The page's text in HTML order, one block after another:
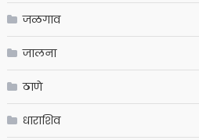
जळगाव
जालना
ठाणे
धाराशिव